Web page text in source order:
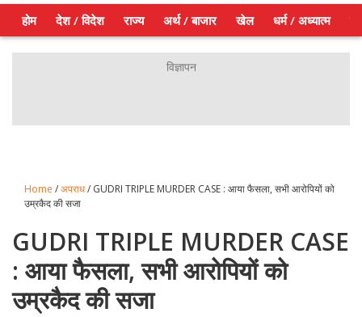
होम देश / विदेश राज्य अर्थ / बाजार खेल धर्म / अध्यात्म
Home /अपराध/ GUDRI TRIPLE MURDER CASE : आया फैसला, सभी आरोपियों को
उम्रकैद की सजा
GUDRI TRIPLE MURDER CASE
: आया फैसला, सभी आरोपियों को
उम्रकैद की सजा